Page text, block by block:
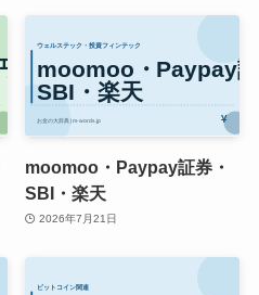
moomoo・Paypay証券・
SBI・楽天
2026年7月21日